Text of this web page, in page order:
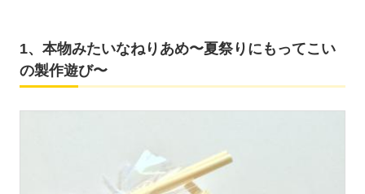
1、本物みたいなねりあめ〜夏祭りにもってこい
の製作遊び〜